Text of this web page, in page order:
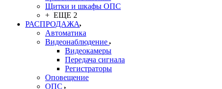
Щитки и шкафы ОПС
+ ЕЩЕ 2
РАСПРОДАЖА
Автоматика
Видеонаблюдение
Видеокамеры
Передача сигнала
Регистраторы
Оповещение
ОПС